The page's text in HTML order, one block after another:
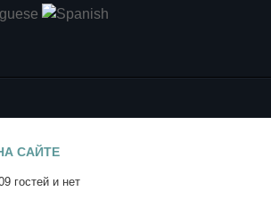
САЙТЕ
гостей и нет